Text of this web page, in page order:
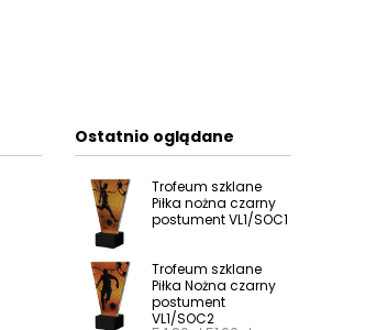
Ostatnio oglądane
Trofeum szklane
Piłka nożna czarny
postument VL1/SOC1
Trofeum szklane
Piłka Nożna czarny
postument
VL1/SOC2